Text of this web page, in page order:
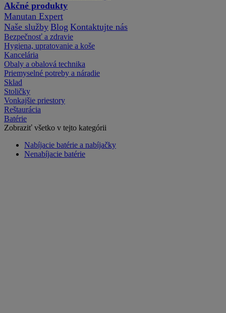
Akčné produkty
Manutan Expert
Naše služby Blog Kontaktujte nás
Bezpečnosť a zdravie
Hygiena, upratovanie a koše
Kancelária
Obaly a obalová technika
Priemyselné potreby a náradie
Sklad
Stoličky
Vonkajšie priestory
Reštaurácia
Batérie
Zobraziť všetko v tejto kategórii
Nabíjacie batérie a nabíjačky
Nenabíjacie batérie